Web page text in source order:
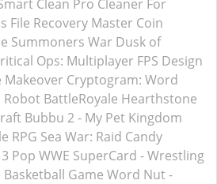
Clean Pro Cleaner For
File Recovery Master Coin
Summoners War Dusk of
Ops: Multiplayer FPS Design
Cryptogram: Word
Robot BattleRoyale Hearthstone
Bubbu 2 - My Pet Kingdom
RPG Sea War: Raid Candy
Pop WWE SuperCard - Wrestling
Basketball Game Word Nut -